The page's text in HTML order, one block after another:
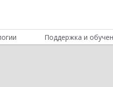
Поддержка и